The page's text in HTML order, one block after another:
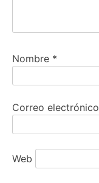
Nombre *
Correo electrónico
Web